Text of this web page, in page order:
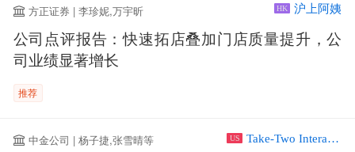
方正证券 | 李珍妮,万宇昕 HK 沪上阿姨
公司点评报告：快速拓店叠加门店质量提升，公
司业绩显著增长
推荐
中金公司 | 杨子捷,张雪晴等 US Take-Two Interactive Software Inc